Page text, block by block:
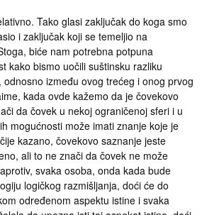
Tako glasi zaključak do koga smo
i zaključak koji se temeljio na
biće nam potrebna potpuna
kako bismo uočili suštinsku razliku
između ovog trećeg i onog prvog
kada ovde kažemo da je čovekovo
da čovek u nekoj ograničenoj sferi i u
mogućnosti može imati znanje koje je
kazano, čovekovo saznanje jeste
ali to ne znači da čovek ne može
svaka osoba, onda kada bude
logičkog razmišljanja, doći će do
određenom aspektu istine i svaka